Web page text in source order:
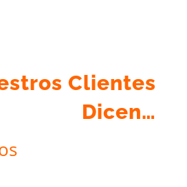
Clientes
Dicen…